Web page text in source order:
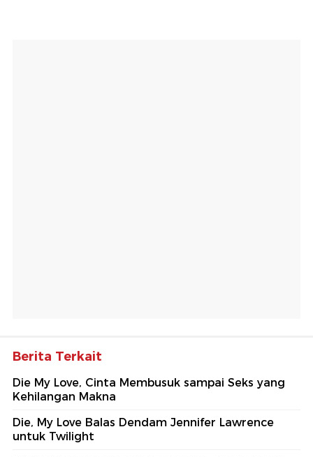
Berita Terkait
Die My Love, Cinta Membusuk sampai Seks yang
Kehilangan Makna
Die, My Love Balas Dendam Jennifer Lawrence
untuk Twilight